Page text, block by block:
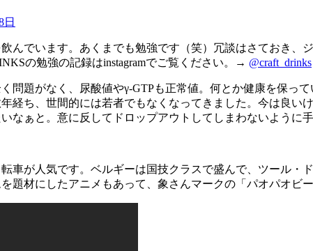
日
んでいます。あくまでも勉強です（笑）冗談はさておき
の勉強の記録はinstagramでご覧ください。→ @craft_drinks
問題がなく、尿酸値やγ-GTPも正常値。何とか健康を保
経ち、世間的には若者でもなくなってきました。今は良い
なぁと。意に反してドロップアウトしてしまわないように
車が人気です。ベルギーは国技クラスで盛んで、ツール
題材にしたアニメもあって、象さんマークの「パオパオビ